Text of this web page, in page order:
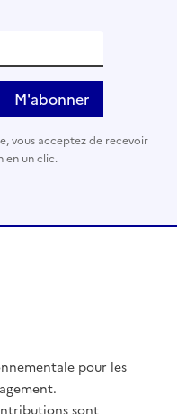
M'abonner
vous acceptez de recevoir
en un clic.
pour les